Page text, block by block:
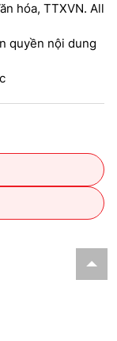
hóa, TTXVN. All
quyền nội dung